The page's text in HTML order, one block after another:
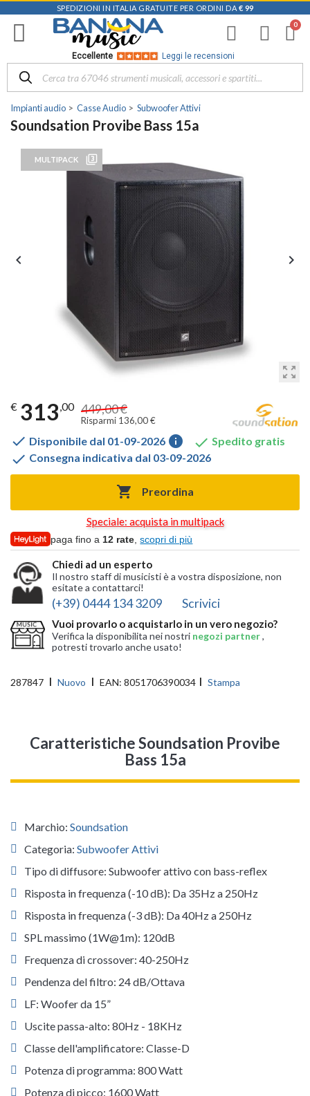
SPEDIZIONI IN ITALIA GRATUITE PER ORDINI DA € 99
Eccellente Leggi le recensioni
Impianti audio Casse Audio Subwoofer Attivi
Soundsation Provibe Bass 15a
MULTIPACK filter_3
zoom_out_map
 
€ 313,00 449,00 €
Risparmi 136,00 €
 Disponibile dal 01-09-2026 info  Spedito gratis
 Consegna indicativa dal 03-09-2026
 Preordina
Speciale: acquista in multipack
paga fino a 12 rate ,scopri di più
Chiedi ad un esperto
Il nostro staff di musicisti è a vostra disposizione, non
esitate a contattarci!
(+39) 0444 134 3209 Scrivici
Vuoi provarlo o acquistarlo in un vero negozio?
Verifica la disponibilita nei nostri negozi partner,
potresti trovarlo anche usato!
287847 Nuovo EAN: 8051706390034 Stampa
Caratteristiche Soundsation Provibe
Bass 15a
Marchio: Soundsation
Categoria: Subwoofer Attivi
Tipo di diffusore: Subwoofer attivo con bass-reflex
Risposta in frequenza (-10 dB): Da 35Hz a 250Hz
Risposta in frequenza (-3 dB): Da 40Hz a 250Hz
SPL massimo (1W@1m): 120dB
Frequenza di crossover: 40-250Hz
Pendenza del filtro: 24 dB/Ottava
LF: Woofer da 15”
Uscite passa-alto: 80Hz - 18KHz
Classe dell'amplificatore: Classe-D
Potenza di programma: 800 Watt
Potenza di picco: 1600 Watt